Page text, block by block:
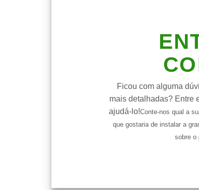
Ficou com alguma
mais detalhadas? Entre
ajudá-lo!Conte-nos qual a
que gostaria de instalar a
sobre o